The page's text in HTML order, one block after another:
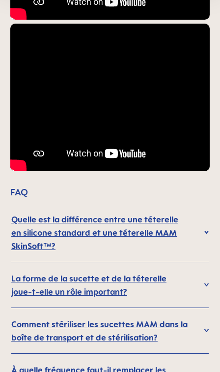
FAQ
Quelle est la différence entre une téterelle
en silicone standard et une téterelle MAM
SkinSoft™?
La forme de la sucette et de la téterelle
joue-t-elle un rôle important?
Comment stériliser les sucettes MAM dans la
boîte de transport et de stérilisation?
À quelle fréquence faut-il remplacer les